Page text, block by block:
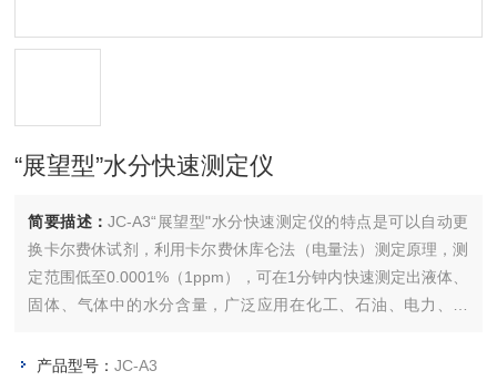
“展望型”水分快速测定仪
简要描述：JC-A3“展望型"水分快速测定仪的特点是可以自动更
换卡尔费休试剂，利用卡尔费休库仑法（电量法）测定原理，测
定范围低至0.0001%（1ppm），可在1分钟内快速测定出液体、
固体、气体中的水分含量，广泛应用在化工、石油、电力、科
求；配备高效微型打印机，内置大容量存储器，可以以存储500
产品型号：JC-A3